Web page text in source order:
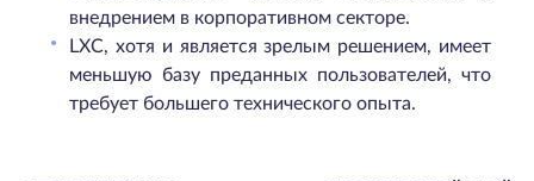
внедрением в корпоративном секторе.
LXC, хотя и является зрелым решением, имеет
меньшую базу преданных пользователей, что
требует большего технического опыта.